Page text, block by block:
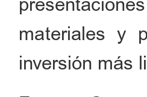
materiales y
inversión más